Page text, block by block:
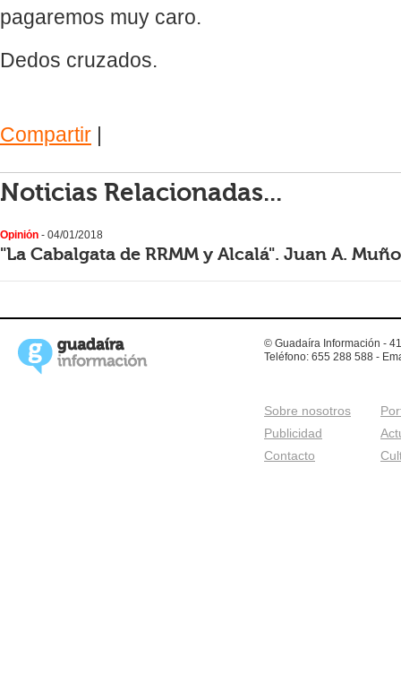
pagaremos muy caro.
Dedos cruzados.
Compartir |
Noticias Relacionadas...
Opinión - 04/01/2018
"La Cabalgata de RRMM y Alcalá". Juan A.
© Guadaíra Información -
Teléfono: 655 288 588 -
Sobre nosotros
Publicidad
Contacto